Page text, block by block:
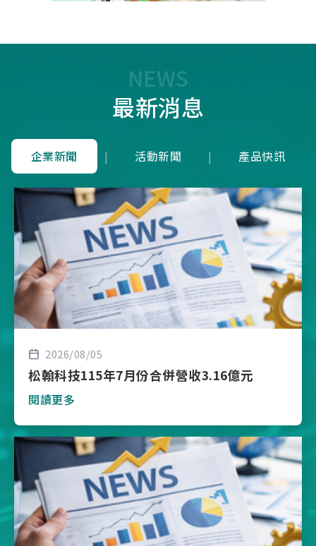
NEWS
最新消息
企業新聞 | 活動新聞 | 產品快訊
2026/08/05
松翰科技115年7月份合併營收3.16億元
閱讀更多